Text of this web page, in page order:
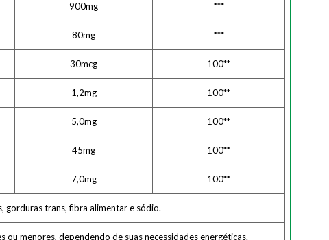
900mg ***
80mg ***
30mcg 100**
1,2mg 100**
5,0mg 100**
45mg 100**
7,0mg 100**
gorduras trans, fibra alimentar e sódio.
menores, dependendo de suas necessidades energéticas.